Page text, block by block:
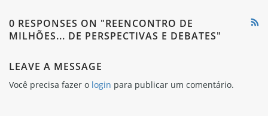
0 RESPONSES ON "REENCONTRO DE
MILHÕES... DE PERSPECTIVAS E DEBATES"
LEAVE A MESSAGE
Você precisa fazer o login para publicar um comentário.